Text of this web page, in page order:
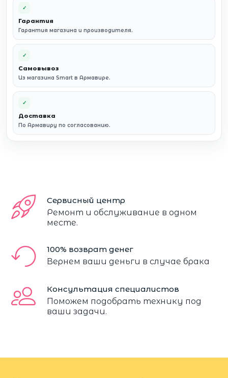
✓
Гарантия
Гарантия магазина и производителя.
✓
Самовывоз
Из магазина Smart в Армавире.
✓
Доставка
По Армавиру по согласованию.
Сервисный центр
Ремонт и обслуживание в одном
месте.
100% возврат денег
Вернем ваши деньги в случае брака
Консультация специалистов
Поможем подобрать технику под
ваши задачи.